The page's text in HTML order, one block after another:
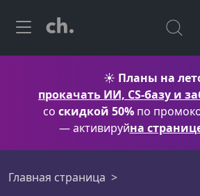
☀️ Планы на
прокачать ИИ, CS-базу и
со скидкой 50% по
— активируйна
Главная страница